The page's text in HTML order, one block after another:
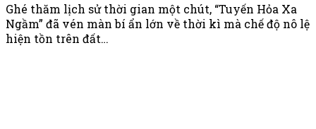
Ghé thăm lịch sử thời gian một chút, “Tuyến Hỏa Xa
Ngầm” đã vén màn bí ẩn lớn về thời kì mà chế độ nô lệ
hiện tồn trên đất…